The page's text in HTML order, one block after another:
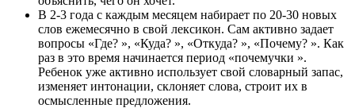
В 2-3 года с каждым месяцем набирает по 20-30 новых
слов ежемесячно в свой лексикон. Сам активно задает
вопросы «Где? », «Куда? », «Откуда? », «Почему? ». Как
раз в это время начинается период «почемучки ».
Ребенок уже активно использует свой словарный запас,
изменяет интонации, склоняет слова, строит их в
осмысленные предложения.